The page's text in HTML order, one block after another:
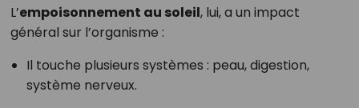
L’empoisonnement au soleil, lui, a un impact
général sur l’organisme :
Il touche plusieurs systèmes : peau, digestion,
système nerveux.